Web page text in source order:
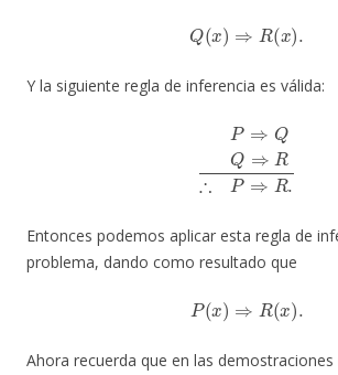
Q(x ⇒ R(x).
Y la siguiente regla de inferencia es válida:
Q⇒ ∴ P⇒
Entonces podemos aplicar esta regla de
problema, dando como resultado que
P(x ⇒ R(x).
Ahora recuerda que en las